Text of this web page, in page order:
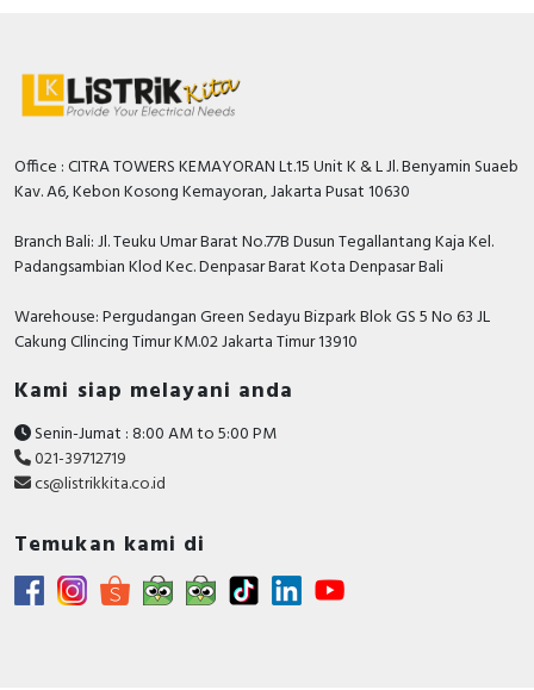
Mennekes, Epcos, Safe-D-Lock, Leroy Somer, Allen-
Bradley, Sunfree, Secure, Telergon, Circutor, OPT, CIC,
Alpha, Selis, Telemecanique, Trafindo, Esitas, BOSS,
B&D Transformer, Asco, Secure, Howig, Onesto,
karena semua barang yang kami jual dijamin 100%
asli, bergaransi resmi dan dapat disertai dengan surat
dan informasi lebih lanjut bisa menghubungi tim sales
atau marketing kami silakan klikdisini. Selamat
Office : CITRA TOWERS KEMAYORAN Lt.15 Unit K & L Jl. Benyamin Suaeb
Kav. A6, Kebon Kosong Kemayoran, Jakarta Pusat 10630
Branch Bali: Jl. Teuku Umar Barat No.77B Dusun Tegallantang Kaja Kel.
Padangsambian Klod Kec. Denpasar Barat Kota Denpasar Bali
Warehouse: Pergudangan Green Sedayu Bizpark Blok GS 5 No 63 JL
Cakung CIlincing Timur KM.02 Jakarta Timur 13910
Kami siap melayani anda
Senin-Jumat : 8:00 AM to 5:00 PM
021-39712719
cs@listrikkita.co.id
Temukan kami di